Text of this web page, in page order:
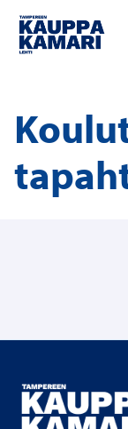
Siirry
sisältöön